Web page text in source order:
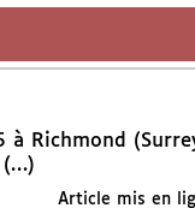
Richmond
(…)
Article mis en